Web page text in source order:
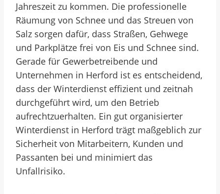
Jahreszeit zu kommen. Die professionelle
Räumung von Schnee und das Streuen von
Salz sorgen dafür, dass Straßen, Gehwege
und Parkplätze frei von Eis und Schnee sind.
Gerade für Gewerbetreibende und
Unternehmen in Herford ist es entscheidend,
dass der Winterdienst effizient und zeitnah
durchgeführt wird, um den Betrieb
aufrechtzuerhalten. Ein gut organisierter
Winterdienst in Herford trägt maßgeblich zur
Sicherheit von Mitarbeitern, Kunden und
Passanten bei und minimiert das
Unfallrisiko.